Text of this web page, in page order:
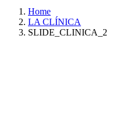
Home
LA CLÍNICA
SLIDE_CLINICA_2